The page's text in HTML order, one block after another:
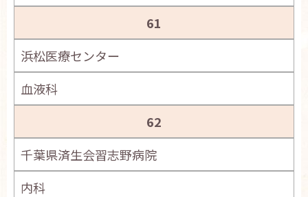
61
浜松医療センター
血液科
62
千葉県済生会習志野病院
内科